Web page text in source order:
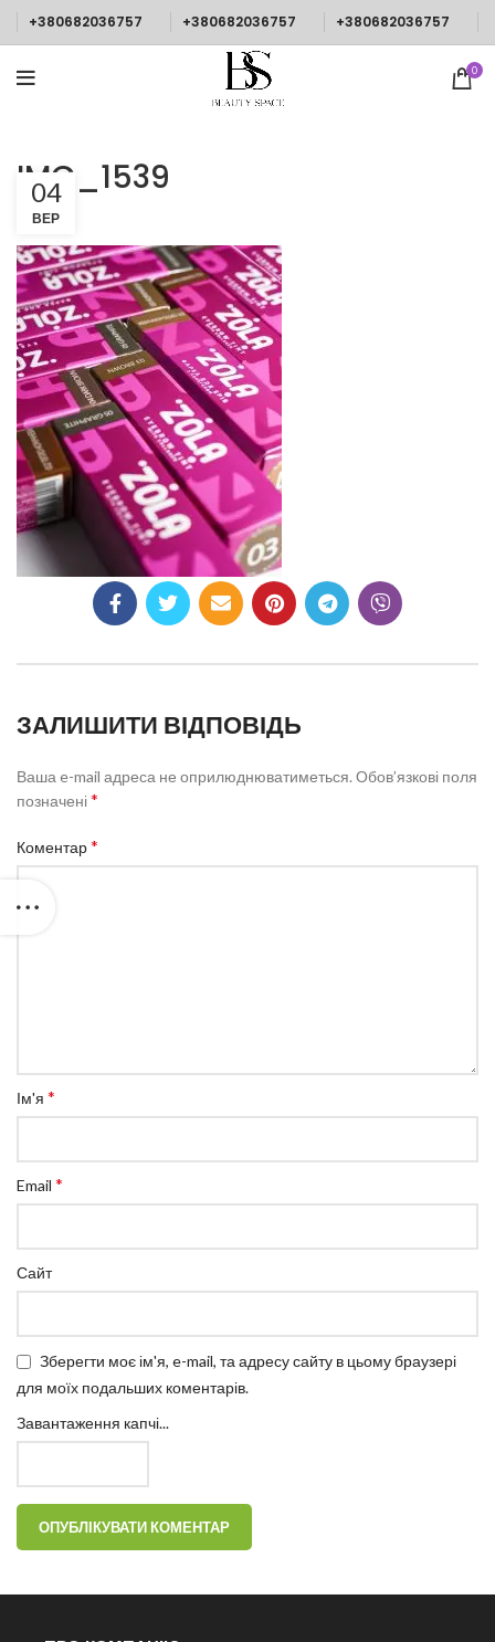
+380682036757 +380682036757 +380682036757
0
IMG_1539
04
ВЕР
ЗАЛИШИТИ ВІДПОВІДЬ
Ваша e-mail адреса не оприлюднюватиметься. Обов’язкові поля
позначені*
Коментар*
Ім'я *
Email *
Сайт
Зберегти моє ім'я, e-mail, та адресу сайту в цьому браузері
для моїх подальших коментарів.
Завантаження капчі...